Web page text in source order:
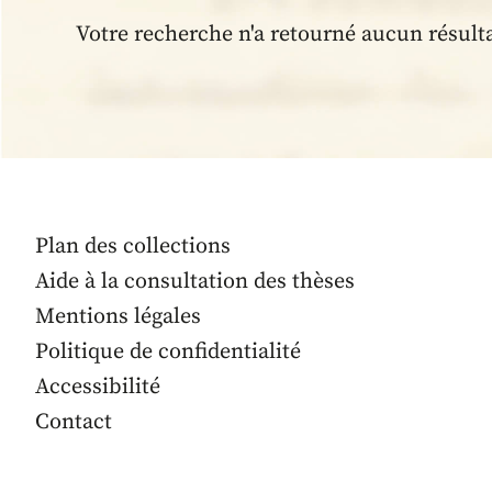
Votre recherche n'a retourné aucun
Plan des collections
Aide à la consultation des thèses
Mentions légales
Politique de confidentialité
Accessibilité
Contact